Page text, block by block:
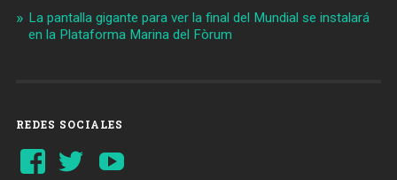
La pantalla gigante para ver la final del Mundial se instalará
en la Plataforma Marina del Fòrum
REDES SOCIALES
Ver
perfil
Ver
perfil